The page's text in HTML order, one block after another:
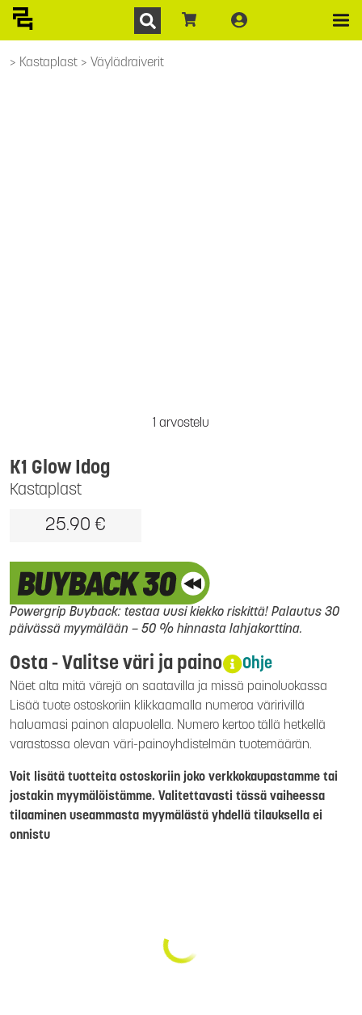
Kastaplast Väylädraiverit
1 arvostelu
Kastaplast
K1 Glow Idog
25.90 €
Powergrip Buyback: testaa uusi kiekko riskittä! Palautus 30
päivässä myymälään – 50 % hinnasta lahjakorttina.
Osta - Valitse väri ja paino Ohje
Näet alta mitä värejä on saatavilla ja missä painoluokassa
Lisää tuote ostoskoriin klikkaamalla numeroa väririvillä
haluamasi painon alapuolella. Numero kertoo tällä hetkellä
varastossa olevan väri-painoyhdistelmän tuotemäärän.
Voit lisätä tuotteita ostoskoriin joko verkkokaupastamme tai
jostakin myymälöistämme. Valitettavasti tässä vaiheessa
tilaaminen useammasta myymälästä yhdellä tilauksella ei
onnistu